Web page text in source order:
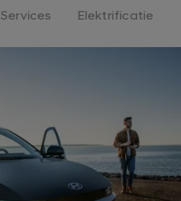
Services Elektrificatie